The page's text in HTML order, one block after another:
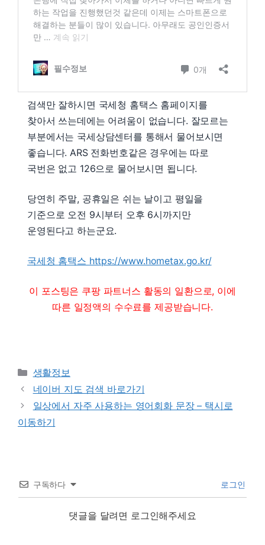
검색만 잘하시면 국세청 홈택스 홈페이지를
찾아서 쓰는데에는 어려움이 없습니다. 잘모르는
부분에서는 국세상담센터를 통해서 물어보시면
좋습니다. ARS 전화번호같은 경우에는 따로
국번은 없고 126으로 물어보시면 됩니다.
당연히 주말, 공휴일은 쉬는 날이고 평일을
기준으로 오전 9시부터 오후 6시까지만
운영된다고 하는군요.
국세청 홈택스 https://www.hometax.go.kr/
이 포스팅은 쿠팡 파트너스 활동의 일환으로, 이에
따른 일정액의 수수료를 제공받습니다.
Categories
생활정보
네이버 지도 검색 바로가기
일상에서 자주 사용하는 영어회화 문장 – 택시로
이동하기
구독하다 로그인
댓글을 달려면 로그인해주세요